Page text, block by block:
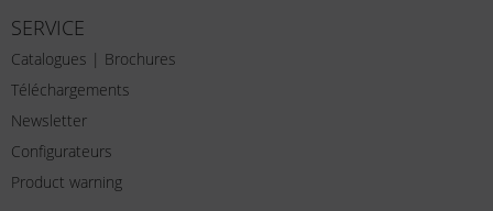
SERVICE
Catalogues | Brochures
Téléchargements
Newsletter
Configurateurs
Product warning